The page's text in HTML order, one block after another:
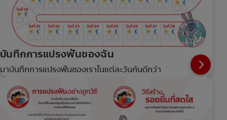
บันทึกการแปรงฟันของฉัน
มาบันทึกการแปรงฟันของเราในแต่ละวันกันดีกว่า